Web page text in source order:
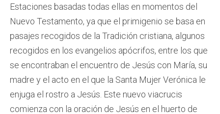
Estaciones basadas todas ellas en momentos del
Nuevo Testamento, ya que el primigenio se basa en
pasajes recogidos de la Tradición cristiana, algunos
recogidos en los evangelios apócrifos, entre los que
se encontraban el encuentro de Jesús con María, su
madre y el acto en el que la Santa Mujer Verónica le
enjuga el rostro a Jesús. Este nuevo viacrucis
comienza con la oración de Jesús en el huerto de